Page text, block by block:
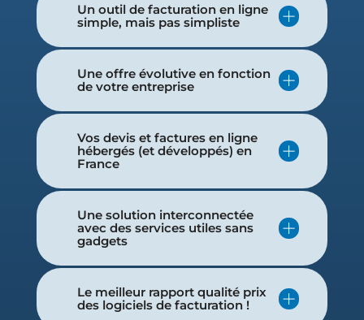
Un outil de facturation en ligne
simple, mais pas simpliste
Une offre évolutive en fonction
de votre entreprise
Vos devis et factures en ligne
hébergés (et développés) en
France
Une solution interconnectée
avec des services utiles sans
gadgets
Le meilleur rapport qualité prix
des logiciels de facturation !